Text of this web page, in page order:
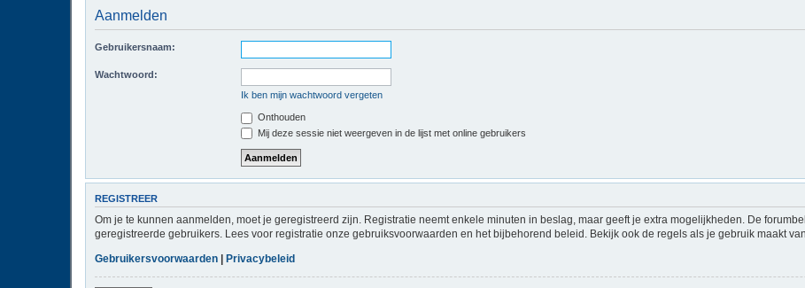
Aanmelden
Gebruikersnaam:
Wachtwoord:
Ik ben mijn wachtwoord vergeten
Onthouden
Mij deze sessie niet weergeven in de lijst met online gebruikers
REGISTREER
Om je te kunnen aanmelden, moet je geregistreerd zijn. Registratie neemt enkele minuten in beslag, maar geeft je extra mogelijkheden. De
geregistreerde gebruikers. Lees voor registratie onze gebruiksvoorwaarden en het bijbehorend beleid. Bekijk ook de regels als je gebruik maakt
Gebruikersvoorwaarden | Privacybeleid